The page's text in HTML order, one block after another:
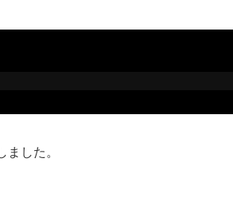
した。